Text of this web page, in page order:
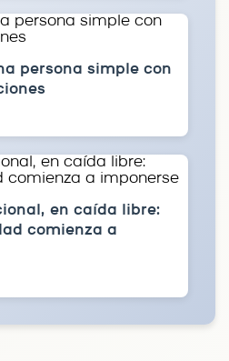
persona simple con
en caída libre:
comienza a